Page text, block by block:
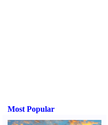
Most Popular